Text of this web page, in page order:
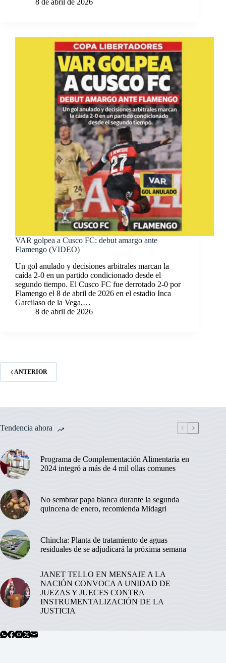
8 de abril de 2026
VAR golpea a Cusco FC: debut amargo ante
Flamengo (VIDEO)
Un gol anulado y decisiones arbitrales marcan la
caída 2-0 en un partido condicionado desde el
segundo tiempo. El Cusco FC fue derrotado 2-0 por
Flamengo el 8 de abril de 2026 en el estadio Inca
Garcilaso de la Vega,…
8 de abril de 2026
ANTERIOR
Tendencia ahora
Programa de Complementación Alimentaria en
2024 integró a más de 4 mil ollas comunes
No sembrar papa blanca durante la segunda
quincena de enero, recomienda Midagri
Chincha: Planta de tratamiento de aguas
residuales de se adjudicará la próxima semana
JANET TELLO EN MENSAJE A LA
NACIÓN CONVOCA A UNIDAD DE
JUEZAS Y JUECES CONTRA
INSTRUMENTALIZACIÓN DE LA
JUSTICIA